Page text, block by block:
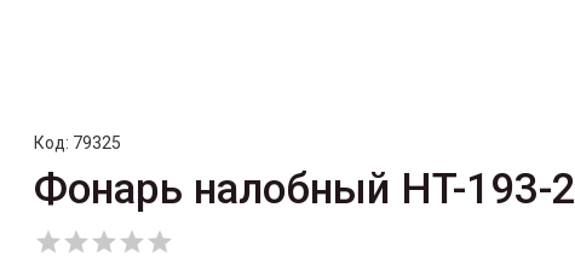
Код: 79325
Фонарь налобный HT-193-2
